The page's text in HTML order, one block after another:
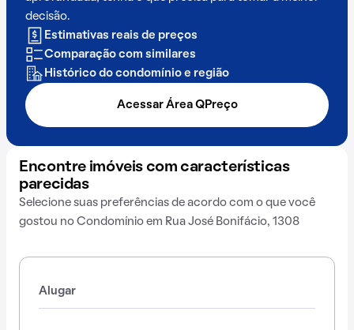
decisão.
Estimativas reais de preços
Comparação com similares
Histórico do condomínio e região
Acessar Área QPreço
Encontre imóveis com características
parecidas
Selecione suas preferências de acordo com o que você
gostou no Condomínio em Rua José Bonifácio, 1308
Alugar